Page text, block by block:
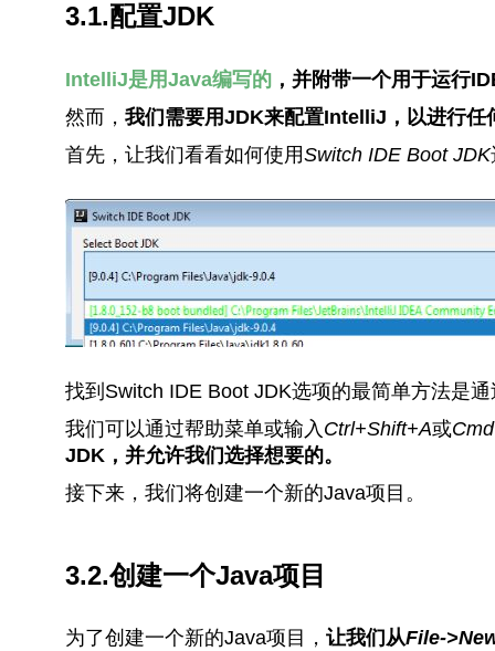
3.1.配置JDK
IntelliJ是用Java编写的，并附带一个用于运行
然而， 我们需要用JDK来配置IntelliJ，以进行任
首先，让我们看看如何使用Switch IDE Boot JDK
找到Switch IDE Boot JDK选项的最简单方法是通
我们可以通过帮助菜单或输入 Ctrl+Shift+A或
JDK，并允许我们选择想要的。
接下来，我们将创建一个新的Java项目。
3.2.创建一个Java项目
为了创建一个新的Java项目， 让我们从File-